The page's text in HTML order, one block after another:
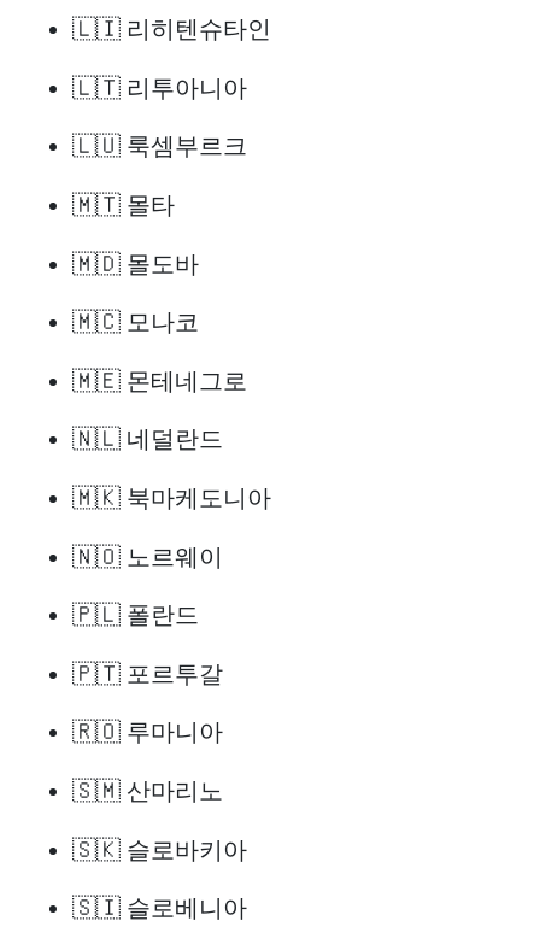
🇱🇮 리히텐슈타인
🇱🇹 리투아니아
🇱🇺 룩셈부르크
🇲🇹 몰타
🇲🇩 몰도바
🇲🇨 모나코
🇲🇪 몬테네그로
🇳🇱 네덜란드
🇲🇰 북마케도니아
🇳🇴 노르웨이
🇵🇱 폴란드
🇵🇹 포르투갈
🇷🇴 루마니아
🇸🇲 산마리노
🇸🇰 슬로바키아
🇸🇮 슬로베니아